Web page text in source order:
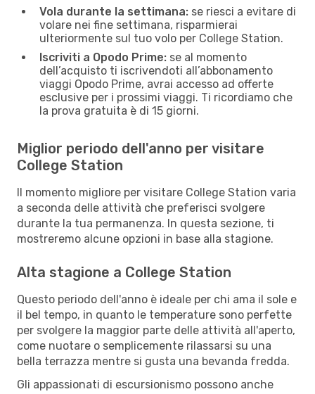
Vola durante la settimana: se riesci a evitare di
volare nei fine settimana, risparmierai
ulteriormente sul tuo volo per College Station.
Iscriviti a Opodo Prime: se al momento
dell’acquisto ti iscrivendoti all’abbonamento
viaggi Opodo Prime, avrai accesso ad offerte
esclusive per i prossimi viaggi. Ti ricordiamo che
la prova gratuita è di 15 giorni.
Miglior periodo dell'anno per visitare
College Station
Il momento migliore per visitare College Station varia
a seconda delle attività che preferisci svolgere
durante la tua permanenza. In questa sezione, ti
mostreremo alcune opzioni in base alla stagione.
Alta stagione a College Station
Questo periodo dell'anno è ideale per chi ama il sole e
il bel tempo, in quanto le temperature sono perfette
per svolgere la maggior parte delle attività all'aperto,
come nuotare o semplicemente rilassarsi su una
bella terrazza mentre si gusta una bevanda fredda.
Gli appassionati di escursionismo possono anche